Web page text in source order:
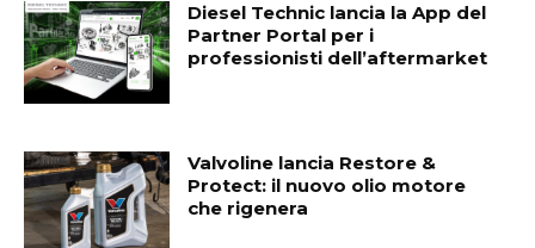
Diesel Technic lancia la App del
Partner Portal per i
professionisti dell’aftermarket
Valvoline lancia Restore &
Protect: il nuovo olio motore
che rigenera